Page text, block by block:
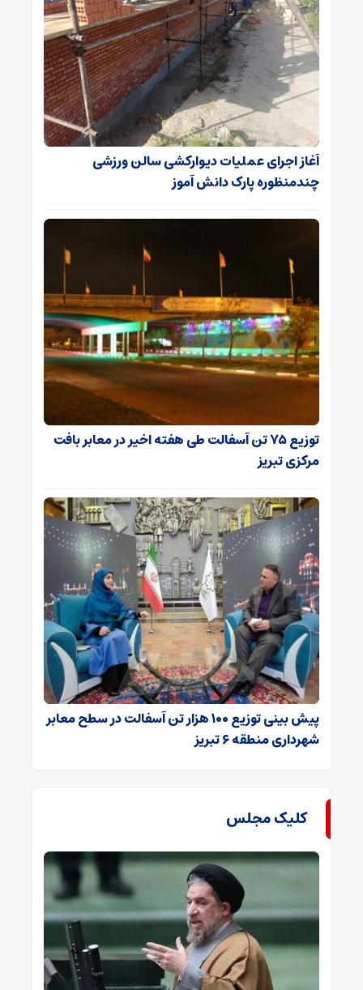
آغاز اجرای عملیات دیوارکشی سالن ورزشی
چندمنظوره پارک دانش آموز
توزیع ۷۵ تن آسفالت طی هفته اخیر در معابر بافت
مرکزی تبریز
پیش بینی توزیع ۱۰۰ هزار تن آسفالت در سطح معابر
شهرداری منطقه ۶ تبریز
کلیک مجلس